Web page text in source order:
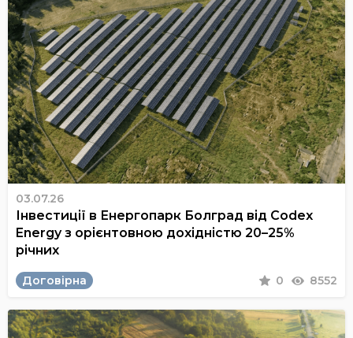
03.07.26
Інвестиції в Енергопарк Болград від Codex
Energy з орієнтовною дохідністю 20–25%
річних
Договірна 0 8552